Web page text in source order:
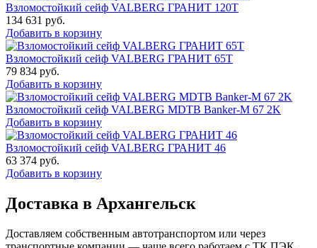
Взломостойкий сейф VALBERG ГРАНИТ 120Т
134 631 руб.
Добавить в корзину
Взломостойкий сейф VALBERG ГРАНИТ 65Т
79 834 руб.
Добавить в корзину
Взломостойкий сейф VALBERG MDTB Banker-M 67 2K
Добавить в корзину
Взломостойкий сейф VALBERG ГРАНИТ 46
63 374 руб.
Добавить в корзину
Доставка в Архангельск
Доставляем собственным автотранспортом или через